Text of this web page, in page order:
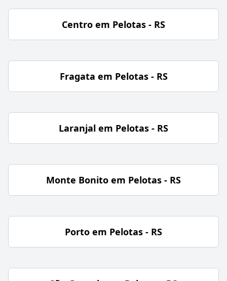
Centro em Pelotas - RS
Fragata em Pelotas - RS
Laranjal em Pelotas - RS
Monte Bonito em Pelotas - RS
Porto em Pelotas - RS